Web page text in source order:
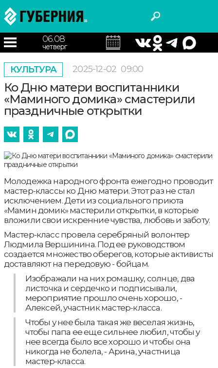
06.08
четверг
КУЛЬТУРА 2025-12-02 09:00
Ко Дню матери воспитанники
«Маминого домика» смастерили
праздничные открытки
Молодежка народного фронта ежегодно проводит
мастер-классы ко Дню матери. Этот раз не стал
исключением. Дети из социального приюта
«Мамин домик» мастерили открытки, в которые
вложили свои искренние чувства, любовь и заботу.
Мастер-класс провела серебряный волонтер
Людмила Вершинина. Под ее руководством
создается множество оберегов, которые активисты
доставляют на передовую - бойцам.
Изображали на них ромашку, солнце, два
листочка и сердечко и подписывали,
мероприятие прошло очень хорошо, -
Алексей, участник мастер-класса.
Чтобы у нее была такая же веселая жизнь,
чтобы папа ее еще сильнее любил, чтобы у
нее всегда было все хорошо и чтобы она
никогда не болела, - Арина, участница
мастер-класса.